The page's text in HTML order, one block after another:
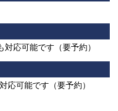
応可能です（要予約）
可能です（要予約）